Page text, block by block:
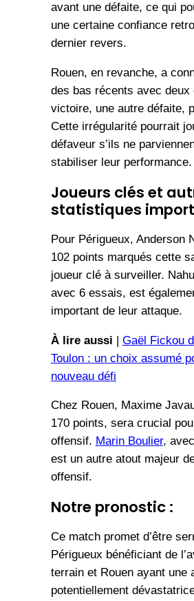
avant une défaite, ce qui
une certaine confiance
dernier revers.
Rouen, en revanche, a
des bas récents avec deux
victoire, une autre défaite,
Cette irrégularité pourrait
défaveur s’ils ne
stabiliser leur performance.
Joueurs clés et
statistiques
Pour Périgueux, Anderson
102 points marqués cette
joueur clé à surveiller.
avec 6 essais, est
important de leur attaque.
À lire aussi | Gaël Fickou
Toulon : un choix assumé
nouveau défi
Chez Rouen, Maxime
170 points, sera crucial
offensif. Marin Boulier,
est un autre atout majeur
offensif.
Notre pronostic :
Ce match promet d’être
Périgueux bénéficiant de
terrain et Rouen ayant une
potentiellement